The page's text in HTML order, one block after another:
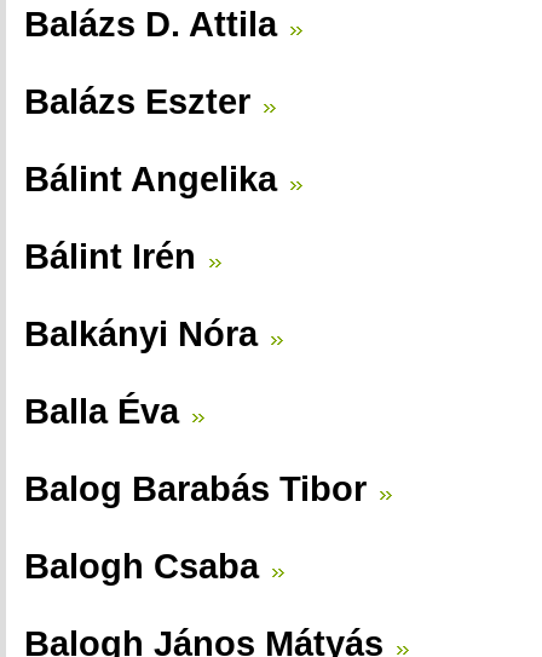
Balázs D. Attila
Balázs Eszter
Bálint Angelika
Bálint Irén
Balkányi Nóra
Balla Éva
Balog Barabás Tibor
Balogh Csaba
Balogh János Mátyás